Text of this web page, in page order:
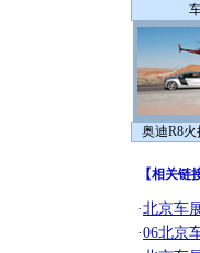
奥迪R8
【相关链
·北京车
·06北京